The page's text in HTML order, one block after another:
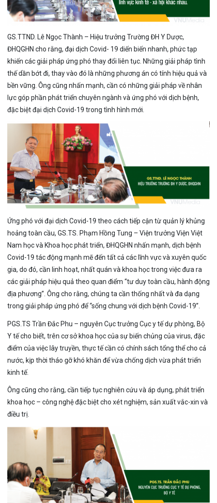
GS.TTND. Lê Ngọc Thành – Hiệu trưởng Trường ĐH Y Dược,
ĐHQGHN cho rằng, đại dịch Covid- 19 diến biến nhanh, phức tạp
khiến các giải pháp ứng phó thay đổi liên tục. Những giải pháp tình
thế dần bớt đi, thay vào đó là những phương án có tính hiệu quả và
bền vững. Ông cũng nhấn mạnh, cần có những giải pháp về nhân
lực góp phần phát triển chuyên ngành và ứng phó với dịch bệnh,
đặc biệt đại dịch Covid-19 trong tình hình mới.
Ứng phó với đại dịch Covid-19 theo cách tiếp cận từ quản lý khủng
hoảng toàn cầu, GS.TS. Phạm Hồng Tung – Viện trưởng Viện Việt
Nam học và Khoa học phát triển, ĐHQGHN nhấn mạnh, dịch bệnh
Covid-19 tác động mạnh mẽ đến tất cả các lĩnh vực và xuyên quốc
gia, do đó, cần linh hoạt, nhất quán và khoa học trong việc đưa ra
các giải pháp hiệu quả theo quan điểm “tư duy toàn cầu, hành động
địa phương”. Ông cho rằng, chúng ta cần thống nhất và đa dạng
trong giải pháp ứng phó để “sống chung với dịch bệnh Covid-19”.
PGS.TS Trần Đắc Phu – nguyên Cục trưởng Cục y tế dự phòng, Bộ
Y tế cho biết, trên cơ sở khoa học của sự biến chủng của virus, đặc
điểm của việc lây truyền, thực tế cần có chính sách tổng thể cho cả
nước, kịp thời tháo gỡ khó khăn để vừa chống dịch vừa phát triển
kinh tế.
Ông cũng cho rằng, cần tiếp tục nghiên cứu và áp dụng, phát triển
khoa học – công nghệ đặc biệt cho xét nghiệm, sản xuất vắc-xin và
điều trị.